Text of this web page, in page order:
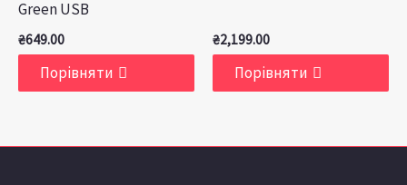
Green USB
₴649.00
Порівняти
₴2,199.00
Порівняти